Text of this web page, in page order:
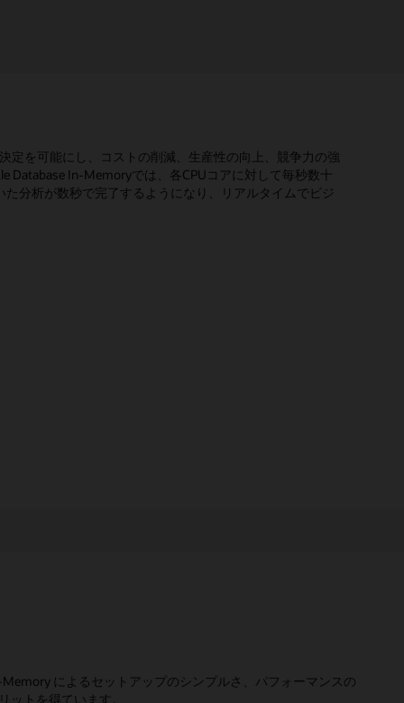
定を可能にし、コストの削減、生産性の向上、競争力の強
Database In-Memoryでは、各CPUコアに対して毎秒数十
分析が数秒で完了するようになり、リアルタイムでビジ
行形式と新しいインメモリ列形式を同時に使用してテーブ
てトランザクション・データ処理と分析データ処理を実
）全体にわたり、透過的なインメモリのスケールアウトを
限されることなく、クラスタ内のあらゆるノードにわた
トアを作成する機能を提供します。
インメモリ列ストアを作成、入力、維持することができ
スのCPUおよびメモリ・リソースをフルに活用できると
ス全体にわたり、インメモリ列ストアをフレキシブルに
わたりインメモリ・データを分散および複製するため、
合、クエリは生き残ったノード上のデータの複製を透過
を導入する場合、アプリケーションの変更は必要ありませ
けます。
を必要とせずにデータベース・メモリを最大限に活用し
のレポート
の内部および外部のすべてのデータ・ソースに対して分
によるセットアップのシンプルさ、パフォーマンスの
ットを得ています。